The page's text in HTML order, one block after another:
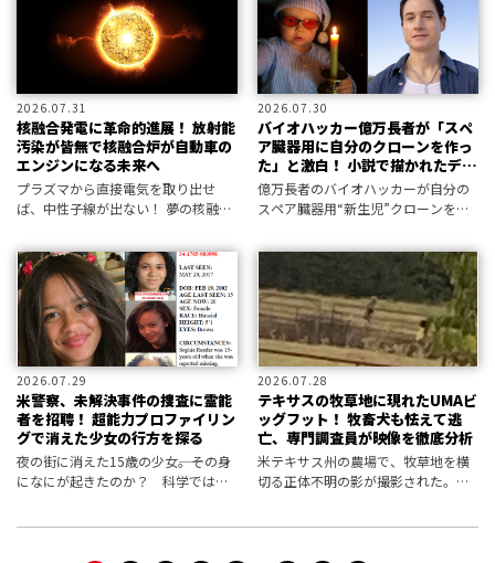
2026.07.31
核融合発電に革命的進展！ 放射能
汚染が皆無で核融合炉が自動車の
エンジンになる未来へ
プラズマから直接電気を取り出せ
ば、中性子線が出ない！ 夢の核融合
2026.07.30
バイオハッカー億万長者が「スペ
ア臓器用に自分のクローンを作っ
た」と激白！ 小説で描かれたディ
ストピアが現実に
億万長者のバイオハッカーが自分の
スペア臓器用“新生児”クローンを作
の状況に直面している！
2026.07.29
米警察、未解決事件の捜査に霊能
者を招聘！ 超能力プロファイリン
グで消えた少女の行方を探る
夜の街に消えた15歳の少女――。その身
になにが起きたのか？ 科学では届
2026.07.28
テキサスの牧草地に現れたUMAビ
ッグフット！ 牧畜犬も怯えて逃
亡、専門調査員が映像を徹底分析
米テキサス州の農場で、牧草地を横
切る正体不明の影が撮影された。家